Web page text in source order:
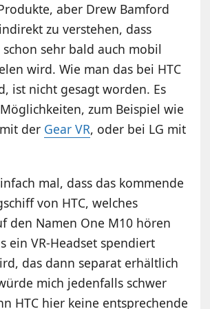
aber Drew Bamford
zu verstehen, dass
schon sehr bald auch mobil
wird. Wie man das bei HTC
ist nicht gesagt worden. Es
zum Beispiel wie
der Gear VR, oder bei LG mit
mal, dass das kommende
von HTC, welches
den Namen One M10 hören
ein VR-Headset spendiert
das dann separat erhältlich
mich jedenfalls schwer
HTC hier keine entsprechende